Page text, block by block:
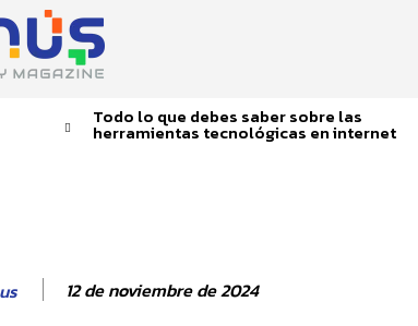
Todo lo que debes saber sobre las
herramientas tecnológicas en internet
12 de noviembre de 2024